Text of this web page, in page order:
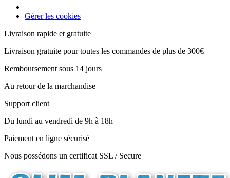
Gérer les cookies
Livraison rapide et gratuite
Livraison gratuite pour toutes les commandes de plus de 300€
Remboursement sous 14 jours
Au retour de la marchandise
Support client
Du lundi au vendredi de 9h à 18h
Paiement en ligne sécurisé
Nous possédons un certificat SSL / Secure